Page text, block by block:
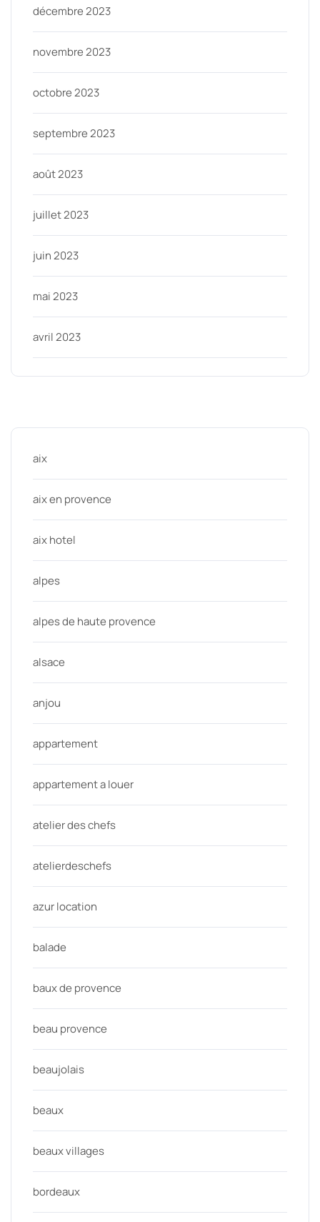
décembre 2023
novembre 2023
octobre 2023
septembre 2023
août 2023
juillet 2023
juin 2023
mai 2023
avril 2023
aix
aix en provence
aix hotel
alpes
alpes de haute provence
alsace
anjou
appartement
appartement a louer
atelier des chefs
atelierdeschefs
azur location
balade
baux de provence
beau provence
beaujolais
beaux
beaux villages
bordeaux